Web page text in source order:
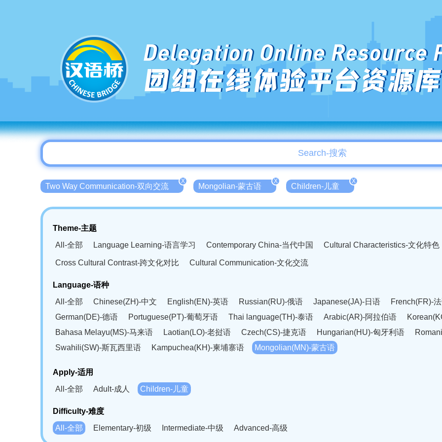
Delegation Online Resource
团组在线体验平台资源库
Two Way Communication-双向交流
X
Mongolian-蒙古语
X
Children-儿童
X
Theme-主题
All-全部
Language Learning-语言学习 Contemporary China-当代中国 Cultural Characteristics-文化特色
Cross Cultural Contrast-跨文化对比 Cultural Communication-文化交流
Language-语种
All-全部
Chinese(ZH)-中文 English(EN)-英语 Russian(RU)-俄语 Japanese(JA)-日语
French(FR)-
German(DE)-德语
Portuguese(PT)-葡萄牙语 Thai language(TH)-泰语 Arabic(AR)-阿拉伯语
Bahasa Melayu(MS)-马来语
Laotian(LO)-老挝语 Czech(CS)-捷克语 Hungarian(HU)-匈牙利语
Swahili(SW)-斯瓦西里语
Kampuchea(KH)-柬埔寨语 Mongolian(MN)-蒙古语
Apply-适用
All-全部
Adult-成人 Children-儿童
Difficulty-难度
All-全部
Elementary-初级 Intermediate-中级 Advanced-高级